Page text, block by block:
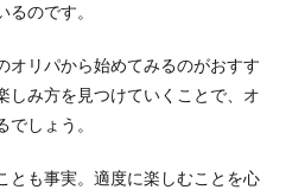
のです。
オリパから始めてみるのがおすす
しみ方を見つけていくことで、オ
しょう。
とも事実。適度に楽しむことを心